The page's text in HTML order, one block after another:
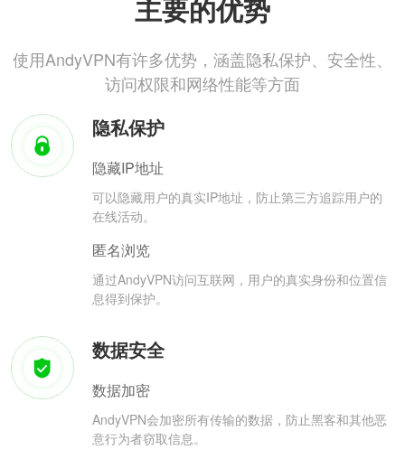
主要的优势
使用AndyVPN有许多优势，涵盖隐私保护、安全性、
访问权限和网络性能等方面
隐私保护
隐藏IP地址
可以隐藏用户的真实IP地址，防止第三方追踪用户的
在线活动。
匿名浏览
通过AndyVPN访问互联网，用户的真实身份和位置信
息得到保护。
数据安全
数据加密
AndyVPN会加密所有传输的数据，防止黑客和其他恶
意行为者窃取信息。